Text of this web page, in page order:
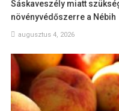
Sáskaveszély miatt
növényvédőszerre a Nébih
augusztus 4, 2026